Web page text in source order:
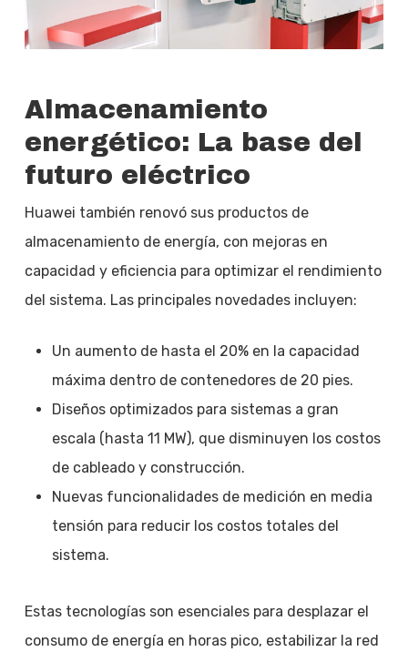
Almacenamiento
energético: La base del
futuro eléctrico
Huawei también renovó sus productos de
almacenamiento de energía, con mejoras en
capacidad y eficiencia para optimizar el rendimiento
del sistema. Las principales novedades incluyen:
Un aumento de hasta el 20% en la capacidad
máxima dentro de contenedores de 20 pies.
Diseños optimizados para sistemas a gran
escala (hasta 11 MW), que disminuyen los costos
de cableado y construcción.
Nuevas funcionalidades de medición en media
tensión para reducir los costos totales del
sistema.
Estas tecnologías son esenciales para desplazar el
consumo de energía en horas pico, estabilizar la red